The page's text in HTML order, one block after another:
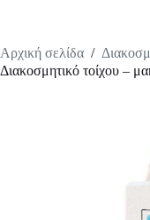
ε
ρ
Αρχική σελίδα /
Διακοσμητικό τοίχου –